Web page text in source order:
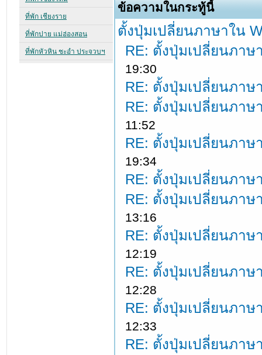
ข้อความในกระทู้นี้
ตั้งปุ่มเปลี่ยนภาษาใน
RE: ตั้งปุ่มเปลี่ยนภาษ
19:30
RE: ตั้งปุ่มเปลี่ยนภาษ
RE: ตั้งปุ่มเปลี่ยนภาษ
11:52
RE: ตั้งปุ่มเปลี่ยนภาษ
19:34
RE: ตั้งปุ่มเปลี่ยนภาษ
RE: ตั้งปุ่มเปลี่ยนภาษ
13:16
RE: ตั้งปุ่มเปลี่ยนภาษ
12:19
RE: ตั้งปุ่มเปลี่ยนภาษ
12:28
RE: ตั้งปุ่มเปลี่ยนภาษ
12:33
RE: ตั้งปุ่มเปลี่ยนภาษ